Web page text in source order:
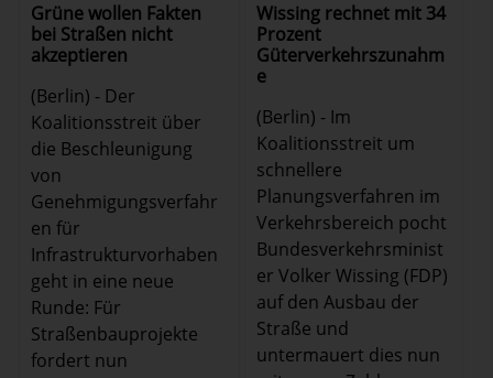
Grüne wollen Fakten
bei Straßen nicht
akzeptieren
(Berlin) - Der
Koalitionsstreit über
die Beschleunigung
von
Genehmigungsverfahr
en für
Infrastrukturvorhaben
geht in eine neue
Runde: Für
Straßenbauprojekte
fordert nun
Wissing rechnet mit 34
Prozent
Güterverkehrszunahm
e
(Berlin) - Im
Koalitionsstreit um
schnellere
Planungsverfahren im
Verkehrsbereich pocht
Bundesverkehrsminist
er Volker Wissing (FDP)
auf den Ausbau der
Straße und
untermauert dies nun